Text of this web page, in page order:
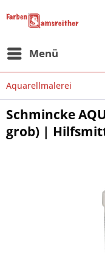
Menü
Aquarellmalerei
Schmincke
grob) |